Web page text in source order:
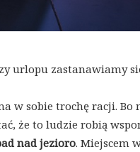
urlopu zastanawiamy
w sobie trochę racji. Bo
że to ludzie robią
nad jezioro. Miejscem